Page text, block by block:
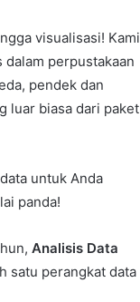
visualisasi! Kami
perpustakaan
pendek dan
luar biasa dari paket
untuk Anda
panda!
Analisis Data
satu perangkat data